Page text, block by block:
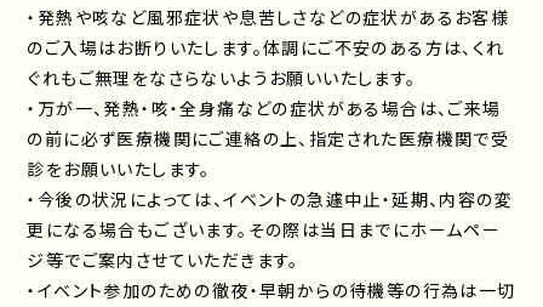
・発熱や咳など風邪症状や息苦しさなどの症状があるお客様
のご入場はお断りいたします。体調にご不安のある方は、くれ
ぐれもご無理をなさらないようお願いいたします。
・万が一、発熱・咳・全身痛などの症状がある場合は、ご来場
の前に必ず医療機関にご連絡の上、指定された医療機関で受
診をお願いいたします。
・今後の状況によっては、イベントの急遽中止・延期、内容の変
更になる場合もございます。その際は当日までにホームペー
ジ等でご案内させていただきます。
・イベント参加のための徹夜・早朝からの待機等の行為は一切